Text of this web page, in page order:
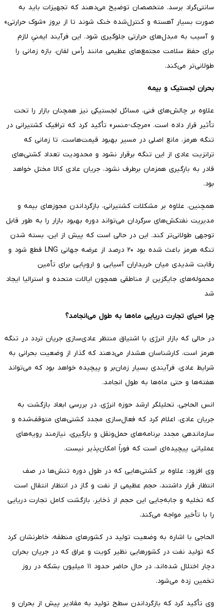
سانتی‌گراد برسد. متخصصان توضیح می‌دهند که تجهیزات باید به
صورت بسیار آهسته و کنترل‌شده خنک شوند تا از بروز «شوک حرارتی»
و آسیب به مبدل‌های حرارتی جلوگیری شود. این فرآیند ایمنیِ لازم
برای حفظ سلامت مجتمع‌های عظیمی مانند رأس لفان، بازه زمانی را
طولانی‌تر می‌کند.
بحران لجستیک و بیمه
علاوه بر چالش‌های فنی، مسائل لجستیکی نیز همچنان بازار را تحت
تأثیر قرار داده است. «مرچک-منسر» تأکید کرد که ترافیک کشتیرانی در
تنگه هرمز، مانع اصلی در مسیر بهبود قیمت‌هاست. تا زمانی که
ترانزیت عادی از این تنگه برقرار نشود و محدودیت تعداد کشتی‌های
قادر به بارگیری همزمان برطرف نشود، جریان عادی کالا مختل خواهد
بود.
همچنین، علاوه بر مشکلات کشتیرانی، بازگرداندن مجوزهای بیمه و
مدیریت نفتکش‌های سرگردان می‌تواند دوره بهبود بازار را به طور قابل
توجهی طولانی‌تر کند. این در حالی است که پیش از این، بسته شدن
تنگه هرمز باعث شده بود ۲۰ درصد از عرضه جهانی LNG قطع شود و
رقابت شدیدی میان خریداران آسیایی و اروپایی برای تأمین
محموله‌های جایگزین از مناطقی همچون ایالات متحده و استرالیا ایجاد
شد
چرا احیای تجارت دریایی ماه‌ها به طول می‌انجامد؟
در حالی که بازار انرژی با اشتیاق منتظر عادی‌سازی جریان تردد در تنگه
هرمز است، کارشناسان هشدار می‌دهند که گذار از وضعیت بحرانی به
شرایط عادی، فرآیندی بسیار زمان‌بر و پیچیده خواهد بود که می‌تواند
هفته‌ها و حتی ماه‌ها به طول انجامد.
انس الحاجی، تحلیلگر ارشد حوزه انرژی، در بررسی ابعاد بازگشت به
جریان عادی، اعلام کرد که فعال‌سازی مجدد کشتی‌های متوقف‌شده و
سازماندهی مجدد برنامه‌های حمل‌ونقل و بارگیری، نیازمند رویه‌های
عملیاتی پیچیده‌ای است که فوراً امکان‌پذیر نیست.
وی افزود: علاوه بر کشتی‌هایی که در طول دوره تنش‌ها در صف
انتظار قرار داشتند، حجم عظیمی از نفت و گاز در انتظار انتقال است
که تخلیه و جابه‌جایی این حجم از ذخایر، بازگشت کامل تجارت دریایی
را با تأخیر مواجه می‌کند.
الحاجی با اشاره به وضعیت تولید در کشورهای منطقه، خاطرنشان کرد
که تولید نفت در کشورهایی نظیر کویت و عراق که در جریان بحران
دچار اختلال شده‌اند، در حال حاضر حدود ۱۱ میلیون بشکه در روز
تخمین زده می‌شود.
وی تأکید کرد که بازگرداندن سطح تولید به مقادیر پیش از بحران و